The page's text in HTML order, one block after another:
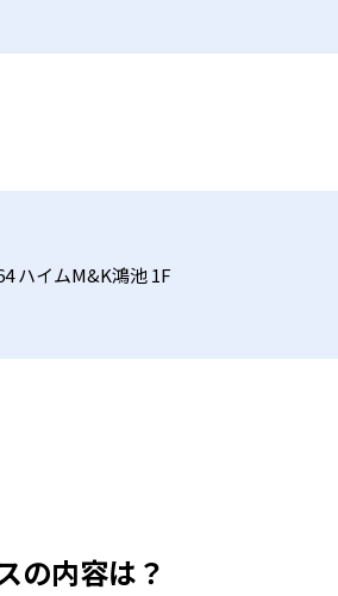
ある。その他、一部の教室では特
ハイムM&K鴻池 1F
の内容は？